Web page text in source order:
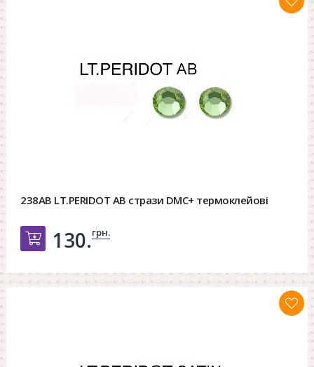
238AB LT.PERIDOT AB стрази DMC+ термоклейові
Добавить в корзину
130.грн.